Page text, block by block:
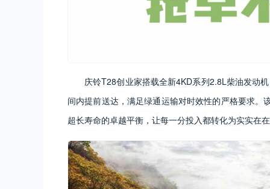
庆铃T28创业家搭载全新4KD系列2.8L柴油发动
间内提前送达，满足绿通运输对时效性的严格要求
超长寿命的卓越平衡，让每一分投入都转化为实实在